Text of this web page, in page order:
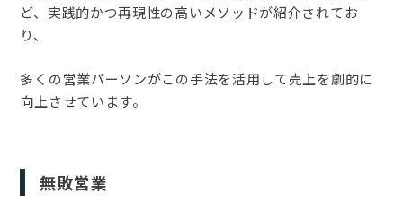
ど、実践的かつ再現性の高いメソッドが紹介されてお
り、
多くの営業パーソンがこの手法を活用して売上を劇的に
向上させています。
無敗営業